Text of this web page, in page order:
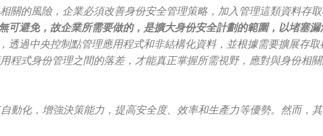
關的風險，企業必須改善身份安全管理策略，加入管理這類資料存取
可避免，故企業所需要做的，是擴大身份安全計劃的範圍，以堵塞漏
透過中央控制點管理應用程式和非結構化資料，並根據需要擴展存
程式身份管理之間的落差，才能真正掌握所需視野，應對與身份相關
動化，增強決策能力，提高安全度、效率和生產力等優勢。然而，